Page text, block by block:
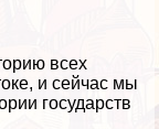
всех
и сейчас мы
государств